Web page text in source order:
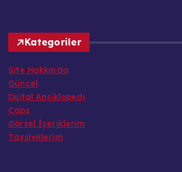
Kategoriler
Site Hakkında
Güncel
Dijital Ansiklopedi
Caps
Görsel İçeriklerim
Tavsiyelerim